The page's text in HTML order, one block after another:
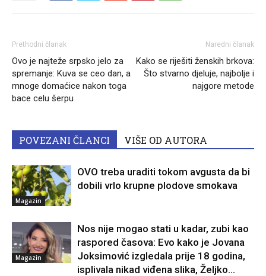
Prethodni članak
Ovo je najteže srpsko jelo za
spremanje: Kuva se ceo dan, a
mnoge domaćice nakon toga
bace celu šerpu
Naredni članak
Kako se riješiti ženskih brkova:
Što stvarno djeluje, najbolje i
najgore metode
POVEZANI ČLANCI VIŠE OD AUTORA
Magazin
OVO treba uraditi tokom avgusta da bi
dobili vrlo krupne plodove smokava
Magazin
Nos nije mogao stati u kadar, zubi kao
raspored časova: Evo kako je Jovana
Joksimović izgledala prije 18 godina,
isplivala nikad viđena slika, Željko...